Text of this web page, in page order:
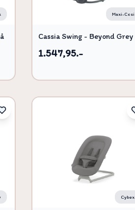
Maxi-Cosi
Cassia Swing - Beyond Grey
1.547,95.-
Cybex